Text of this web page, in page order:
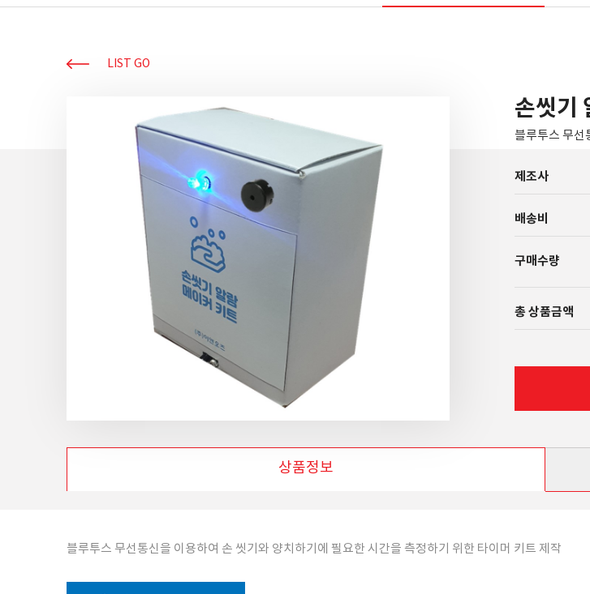
LIST GO
손씻기
블루투스 무선
제조사
배송비
구매수량
총 상품금액
상품정보
블루투스 무선통신을 이용하여 손 씻기와 양치하기에 필요한 시간을 측정하기 위한 타이머 키트 제작